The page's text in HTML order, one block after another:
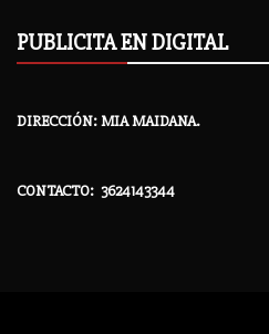
PUBLICITA EN DIGITAL
DIRECCIÓN: MIA MAIDANA.
CONTACTO: 3624143344